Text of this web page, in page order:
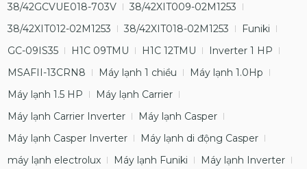
38/42GCVUE018-703V
38/42XIT009-02M1253
38/42XIT012-02M1253
38/42XIT018-02M1253
Funiki
GC-09IS35
H1C 09TMU H1C 12TMU
Inverter 1 HP
MSAFII-13CRN8
Máy lạnh 1 chiều
Máy lạnh 1.0Hp
Máy lạnh 1.5 HP
Máy lạnh Carrier
Máy lạnh Carrier Inverter
Máy lạnh Casper
Máy lạnh Casper Inverter
Máy lạnh di động Casper
máy lạnh electrolux
Máy lạnh Funiki Máy lạnh Inverter